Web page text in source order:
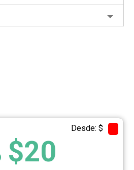
Desde: $
$20